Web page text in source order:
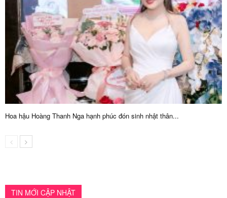
Hoa hậu Hoàng Thanh Nga hạnh phúc đón sinh nhật thân...
TIN MỚI CẬP NHẬT